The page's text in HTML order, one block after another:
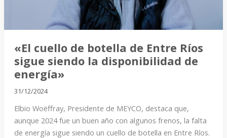
«El cuello de botella de Entre Ríos
sigue siendo la disponibilidad de
energía»
31/12/2024
Elbio Woëffray, Presidente de MEYCO, destaca que,
aunque 2024 fue un buen año con algunos frenos, la falta
de energía sigue siendo un cuello de botella en Entre Ríos.
la
disponibilidad
de
energía»